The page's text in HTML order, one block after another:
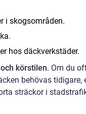
i skogsområden.
hos däckverkstäder.
körstilen. Om du
behövas tidigare,
sträckor i